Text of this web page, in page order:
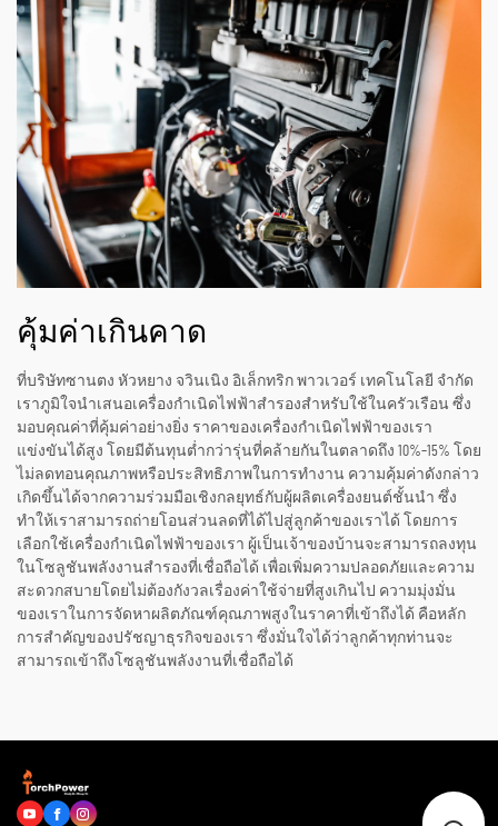
คุ้มค่าเกินคาด
ที่บริษัทซานตง หัวหยาง จวินเนิง อิเล็กทริก พาวเวอร์ เทคโนโลยี จำกัด
เราภูมิใจนำเสนอเครื่องกำเนิดไฟฟ้าสำรองสำหรับใช้ในครัวเรือน ซึ่ง
มอบคุณค่าที่คุ้มค่าอย่างยิ่ง ราคาของเครื่องกำเนิดไฟฟ้าของเรา
แข่งขันได้สูง โดยมีต้นทุนต่ำกว่ารุ่นที่คล้ายกันในตลาดถึง 10%–15% โดย
ไม่ลดทอนคุณภาพหรือประสิทธิภาพในการทำงาน ความคุ้มค่าดังกล่าว
เกิดขึ้นได้จากความร่วมมือเชิงกลยุทธ์กับผู้ผลิตเครื่องยนต์ชั้นนำ ซึ่ง
ทำให้เราสามารถถ่ายโอนส่วนลดที่ได้ไปสู่ลูกค้าของเราได้ โดยการ
เลือกใช้เครื่องกำเนิดไฟฟ้าของเรา ผู้เป็นเจ้าของบ้านจะสามารถลงทุน
ในโซลูชันพลังงานสำรองที่เชื่อถือได้ เพื่อเพิ่มความปลอดภัยและความ
สะดวกสบายโดยไม่ต้องกังวลเรื่องค่าใช้จ่ายที่สูงเกินไป ความมุ่งมั่น
ของเราในการจัดหาผลิตภัณฑ์คุณภาพสูงในราคาที่เข้าถึงได้ คือหลัก
การสำคัญของปรัชญาธุรกิจของเรา ซึ่งมั่นใจได้ว่าลูกค้าทุกท่านจะ
สามารถเข้าถึงโซลูชันพลังงานที่เชื่อถือได้